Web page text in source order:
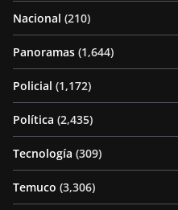
Nacional (210)
Panoramas (1,644)
Policial (1,172)
Política (2,435)
Tecnología (309)
Temuco (3,306)